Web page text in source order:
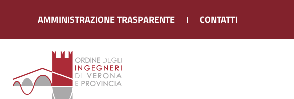
AMMINISTRAZIONE TRASPARENTE CONTATTI